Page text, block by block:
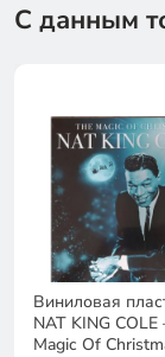
С данным
Виниловая
NAT KING COLE
Magic Of